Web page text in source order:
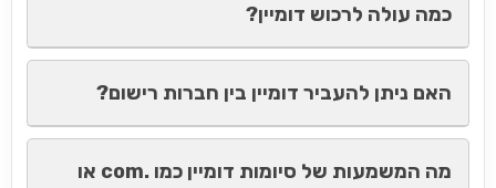
כמה עולה לרכוש דומיין?
האם ניתן להעביר דומיין בין חברות רישום?
מה המשמעות של סיומות דומיין כמו .com או